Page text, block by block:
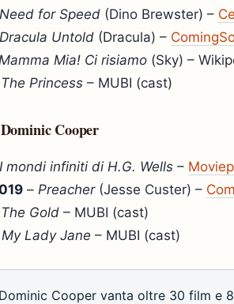
Need for Speed (Dino Brewster) –
Dracula Untold (Dracula) –
Mia! Ci risiamo (Sky) –
The Princess – MUBI (cast)
Cooper
I mondi infiniti di H.G. Wells –
– Preacher(Jesse Custer) –
The Gold – MUBI (cast)
My Lady Jane – MUBI (cast)
Dominic Cooper vanta oltre 30 film e